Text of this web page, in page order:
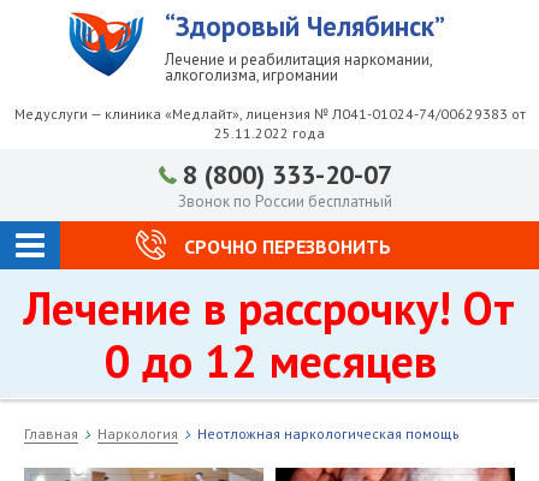
“Здоровый Челябинск”
Лечение и реабилитация наркомании,
алкоголизма, игромании
Медуслуги — клиника «Медлайт», лицензия № Л041-01024-74/00629383 от
25.11.2022 года
8 (800) 333-20-07
Звонок по России бесплатный
СРОЧНО ПЕРЕЗВОНИТЬ
Лечение в рассрочку! От
0 до 12 месяцев
Главная Наркология Неотложная наркологическая помощь